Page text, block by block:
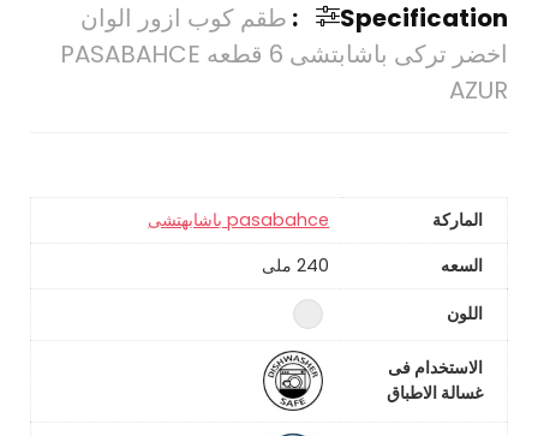
Specification:
طقم كوب ازور الوان
اخضر تركى باشابتشى 6 قطعه PASABAHCE
AZUR
الماركة
pasabahce باشابهتشى
السعه
240 ملى
اللون
الاستخدام فى
غسالة الاطباق